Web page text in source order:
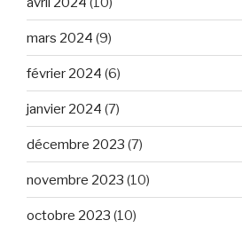
mars 2024 (9)
février 2024 (6)
janvier 2024 (7)
décembre 2023 (7)
novembre 2023 (10)
octobre 2023 (10)